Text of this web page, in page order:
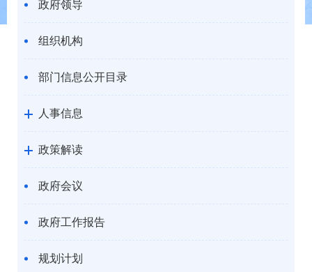
政府领导
组织机构
部门信息公开目录
人事信息
政策解读
政府会议
政府工作报告
规划计划